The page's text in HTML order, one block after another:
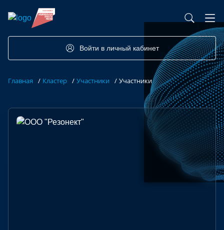
Войти в личный кабинет
Главная / Кластер / Участники / Участники
База контрактного производства
Форумы/Конференции